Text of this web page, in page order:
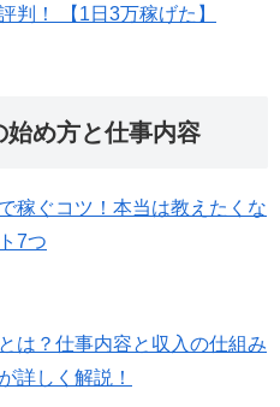
判！ 【1日3万稼げた】
め方と仕事内容
稼ぐコツ！本当は教えたくな
7つ
は？仕事内容と収入の仕組み
詳しく解説！